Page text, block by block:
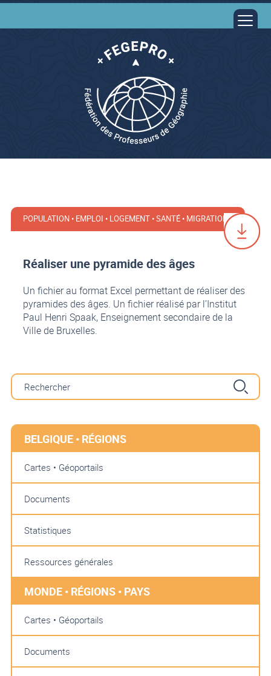
POPULATION • EMPLOI • LOGEMENT • SANTÉ • MIGRATIONS
Réaliser une pyramide des âges
Un fichier au format Excel permettant de réaliser des
pyramides des âges. Un fichier réalisé par l’Institut
Paul Henri Spaak, Enseignement secondaire de la
Ville de Bruxelles.
BELGIQUE • RÉGIONS
Cartes • Géoportails
Documents
Statistiques
Ressources générales
MONDE • RÉGIONS • PAYS
Cartes • Géoportails
Documents